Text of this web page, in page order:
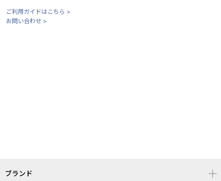
ご利用ガイドはこちら >
お問い合わせ >
ブランド